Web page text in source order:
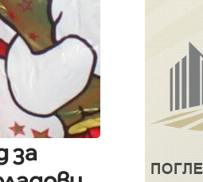
за